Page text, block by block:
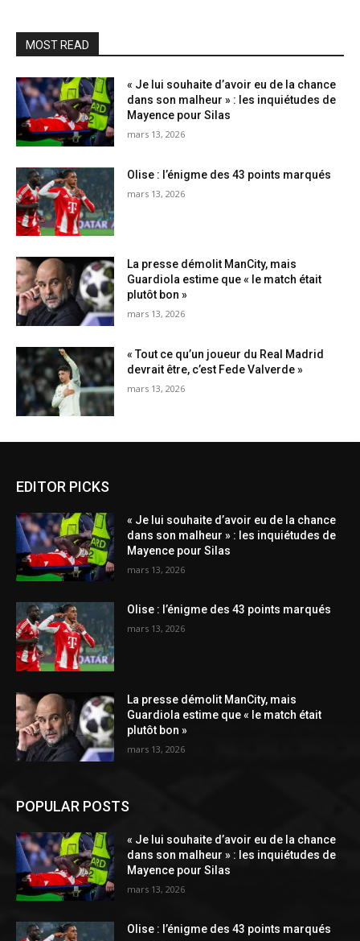
MOST READ
« Je lui souhaite d’avoir eu de la chance
dans son malheur » : les inquiétudes de
Mayence pour Silas
mars 13, 2026
Olise : l’énigme des 43 points marqués
mars 13, 2026
La presse démolit ManCity, mais
Guardiola estime que « le match était
plutôt bon »
mars 13, 2026
« Tout ce qu’un joueur du Real Madrid
devrait être, c’est Fede Valverde »
mars 13, 2026
EDITOR PICKS
« Je lui souhaite d’avoir eu de la chance
dans son malheur » : les inquiétudes de
Mayence pour Silas
mars 13, 2026
Olise : l’énigme des 43 points marqués
mars 13, 2026
La presse démolit ManCity, mais
Guardiola estime que « le match était
plutôt bon »
mars 13, 2026
POPULAR POSTS
« Je lui souhaite d’avoir eu de la chance
dans son malheur » : les inquiétudes de
Mayence pour Silas
mars 13, 2026
Olise : l’énigme des 43 points marqués